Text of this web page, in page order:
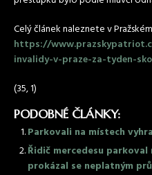
Celý článek naleznete v
https://
invalidy-v-praze-za-tyden-
(35, 1)
PODOBNÉ ČLÁNKY:
Parkovali na místech
Řidič mercedesu
prokázal se neplatným